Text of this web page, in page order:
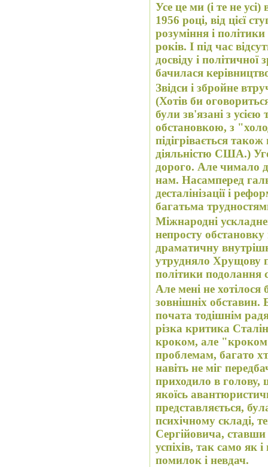
Усе це ми (і те не
1956 році, від цієї
розуміння і
років. І під час
досвіду і політичної
бачилася
Звідси і збройне
(Хотів би
були зв'язані з
обстановкою, з
підігрівається
діяльністю США.)
дорого. Але чимало
нам. Насамперед гальмуванням у політику
десталінізації і
багатьма
Міжнародні
непросту обстановку
драматичну
утрудняло Хрущову
політики подолання
Але мені не
зовнішніх
почата тодішнім
різка критика
кроком, але "кроком
проблемам, багато
навіть не міг
приходило в голову,
якоїсь
представляється,
психічному складі,
Сергійовича,
успіхів, так само як
помилок і невдач.